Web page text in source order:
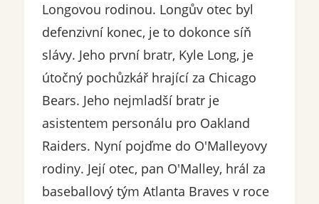
Longovou rodinou. Longův otec byl
defenzivní konec, je to dokonce síň
slávy. Jeho první bratr, Kyle Long, je
útočný pochůzkář hrající za Chicago
Bears. Jeho nejmladší bratr je
asistentem personálu pro Oakland
Raiders. Nyní pojďme do O'Malleyovy
rodiny. Její otec, pan O'Malley, hrál za
baseballový tým Atlanta Braves v roce